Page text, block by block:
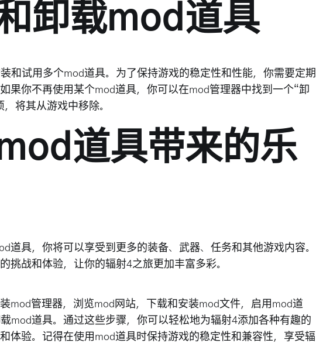
卸载mod道具
和试用多个mod道具。为了保持游戏的稳定性和性能，你需要定期
果你不再使用某个mod道具，你可以在mod管理器中找到一个“卸
将其从游戏中移除。
道具带来的乐
道具，你将可以享受到更多的装备、武器、任务和其他游戏内容。
挑战和体验，让你的辐射4之旅更加丰富多彩。
mod管理器，浏览mod网站，下载和安装mod文件，启用mod道
mod道具。通过这些步骤，你可以轻松地为辐射4添加各种有趣的
体验。记得在使用mod道具时保持游戏的稳定性和兼容性，享受辐